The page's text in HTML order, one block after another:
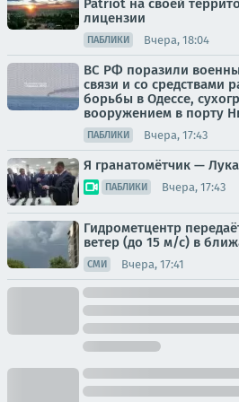
Patriot на своей
лицензии
ПАБЛИКИ Вчера, 18:04
ВС РФ поразили
связи и со средствами
борьбы в Одессе,
вооружением в порту
ПАБЛИКИ Вчера, 17:43
Я гранатомётчик —
ПАБЛИКИ Вчера, 17:43
Гидрометцентр
ветер (до 15 м/с) в
СМИ Вчера, 17:41